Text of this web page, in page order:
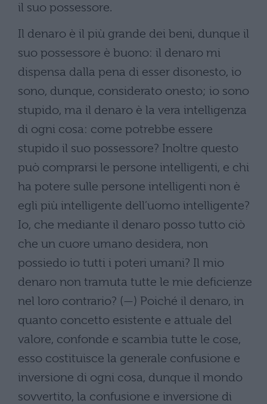
il suo possessore.
Il denaro è il più grande dei beni, dunque il
suo possessore è buono: il denaro mi
dispensa dalla pena di esser disonesto, io
sono, dunque, considerato onesto; io sono
stupido, ma il denaro è la vera intelligenza
di ogni cosa: come potrebbe essere
stupido il suo possessore? Inoltre questo
può comprarsi le persone intelligenti, e chi
ha potere sulle persone intelligenti non è
egli più intelligente dell’uomo intelligente?
Io, che mediante il denaro posso tutto ciò
che un cuore umano desidera, non
possiedo io tutti i poteri umani? Il mio
denaro non tramuta tutte le mie deficienze
nel loro contrario? (—) Poiché il denaro, in
quanto concetto esistente e attuale del
valore, confonde e scambia tutte le cose,
esso costituisce la generale confusione e
inversione di ogni cosa, dunque il mondo
sovvertito, la confusione e inversione di